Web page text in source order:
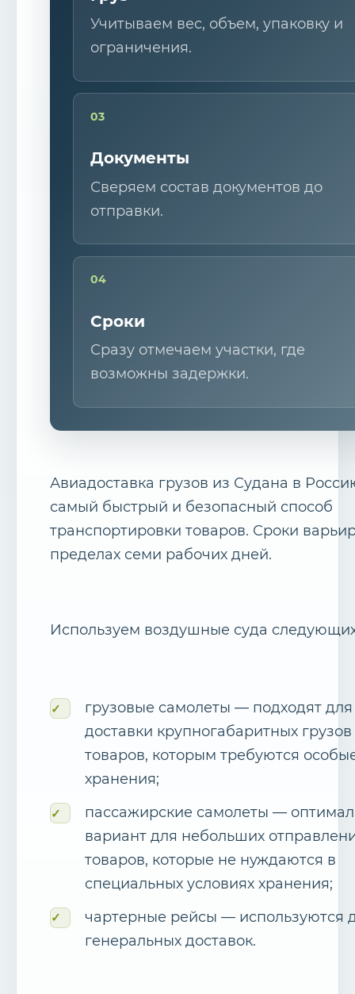
Учитываем вес, объем, упаковку и
ограничения.
03
Документы
Сверяем состав документов до
отправки.
04
Сроки
Сразу отмечаем участки, где
возможны задержки.
Авиадоставка грузов из Судана в
самый быстрый и безопасный способ
транспортировки товаров. Сроки
пределах семи рабочих дней.
Используем воздушные суда
грузовые самолеты — подходят для
доставки крупногабаритных
товаров, которым требуются
хранения;
пассажирские самолеты —
вариант для небольших
товаров, которые не нуждаются в
специальных условиях хранения;
чартерные рейсы — используются
генеральных доставок.